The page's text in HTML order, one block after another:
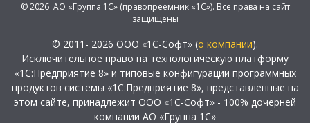
© 2026 АО «Группа 1С» (правопреемник «1С»). Все права на сайт
защищены
© 2011- 2026 ООО «1С-Софт» (о компании).
Исключительное право на технологическую платформу
«1С:Предприятие 8» и типовые конфигурации программных
продуктов системы «1С:Предприятие 8», представленные на
этом сайте, принадлежит ООО «1С-Софт» - 100% дочерней
компании АО «Группа 1С»